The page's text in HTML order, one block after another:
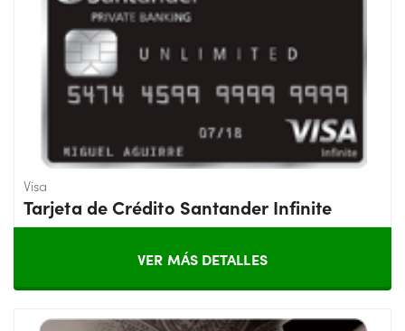
Visa
Tarjeta de Crédito Santander Infinite
VER MÁS DETALLES